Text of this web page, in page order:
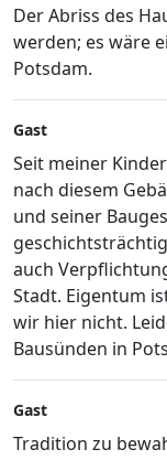
Der Abriss des
werden; es wäre
Potsdam.
Gast
Seit meiner
nach diesem
und seiner
auch
Stadt. Eigentum
wir hier nicht.
Bausünden in
Gast
Tradition zu